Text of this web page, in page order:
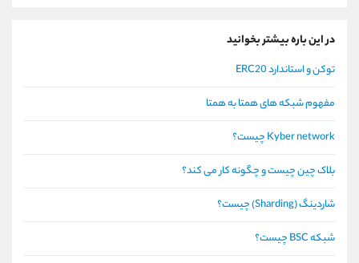
در این باره بیشتر بخوانید
توکن و استاندارد ERC20
مفهوم شبکه های همتا به همتا
Kyber network چیست؟
بلاک چین چیست و چگونه کار می کند؟
شاردینگ (Sharding) چیست؟
شبکه BSC چیست؟